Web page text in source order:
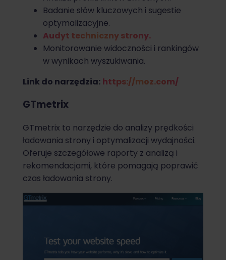
Badanie słów kluczowych i sugestie
optymalizacyjne.
Audyt techniczny strony.
Monitorowanie widoczności i rankingów
w wynikach wyszukiwania.
Link do narzędzia: https://moz.com/
GTmetrix
GTmetrix to narzędzie do analizy prędkości
ładowania strony i optymalizacji wydajności.
Oferuje szczegółowe raporty z analizą i
rekomendacjami, które pomagają poprawić
czas ładowania strony.